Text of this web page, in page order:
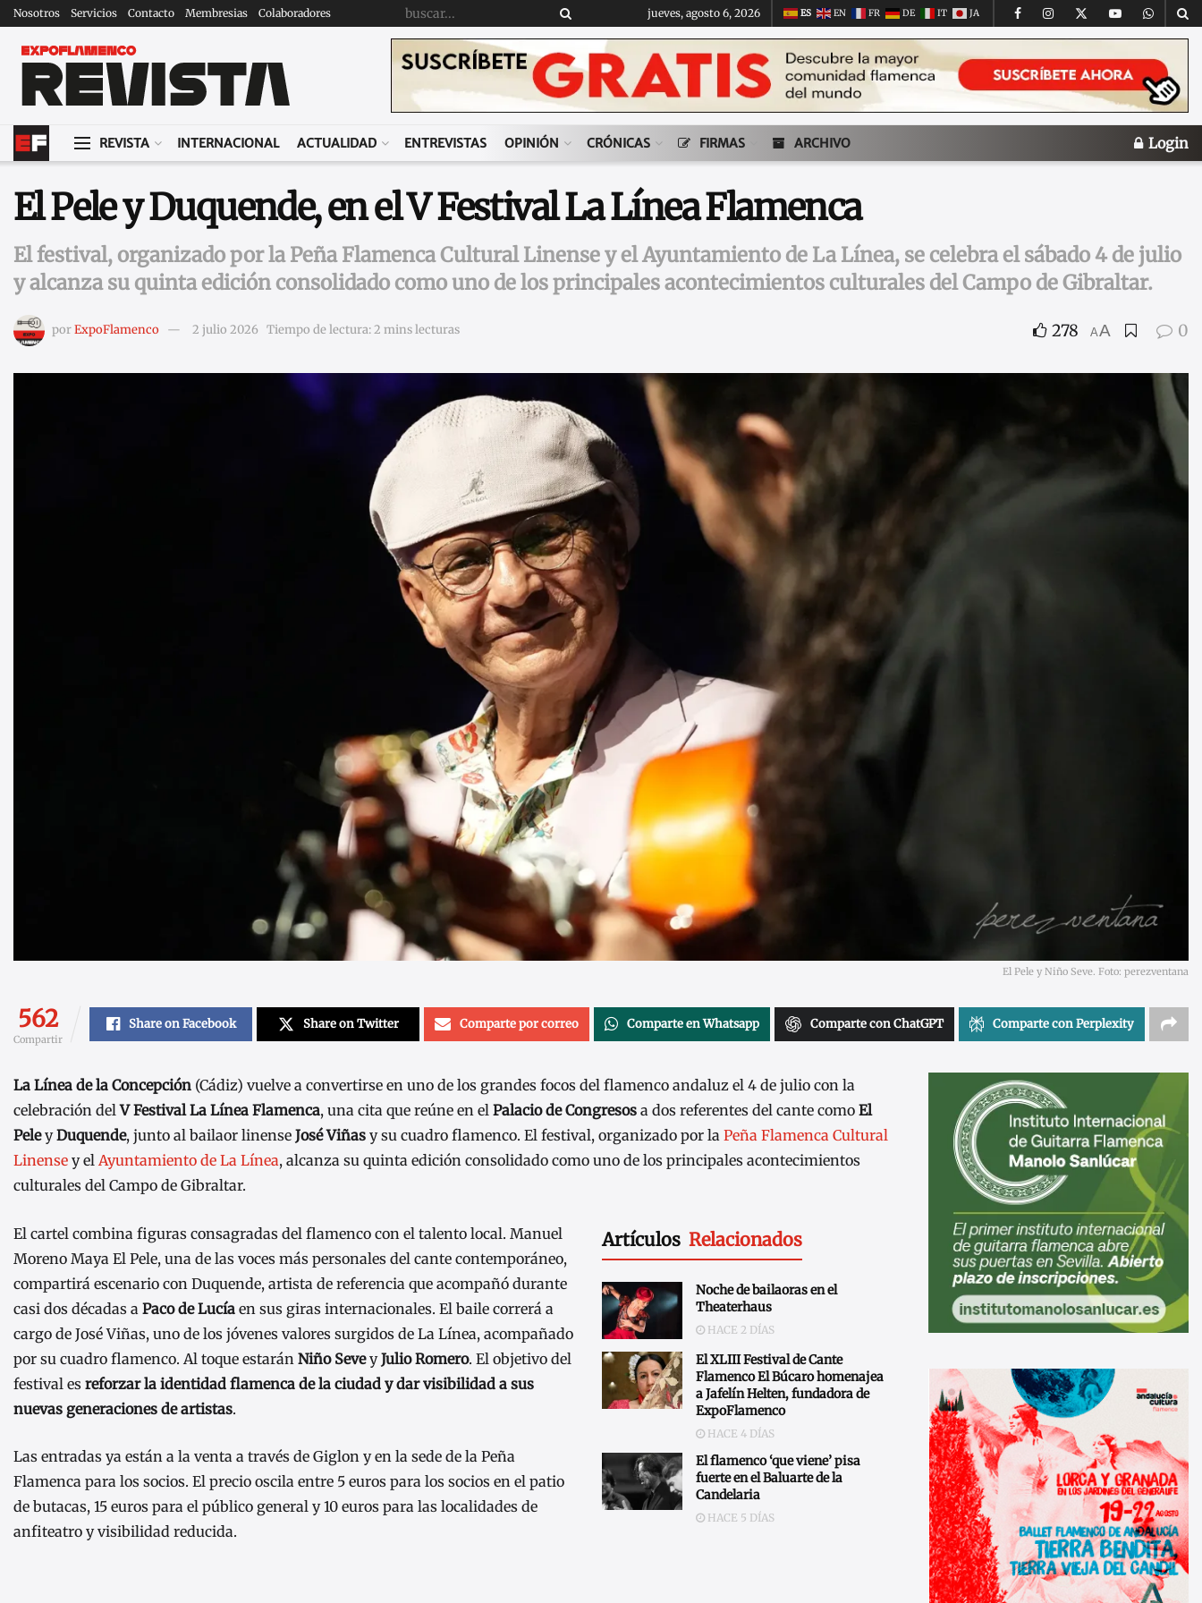
Nosotros Servicios Contacto Membresias Colaboradores jueves, agosto 6, 2026 ES EN FR DE IT JA
REVISTA INTERNACIONAL ACTUALIDAD ENTREVISTAS OPINIÓN CRÓNICAS FIRMAS ARCHIVO Login
El Pele y Duquende, en el V Festival La Línea Flamenca
El festival, organizado por la Peña Flamenca Cultural Linense y el Ayuntamiento de La Línea, se celebra el sábado 4 de julio
y alcanza su quinta edición consolidado como uno de los principales acontecimientos culturales del Campo de Gibraltar.
porExpoFlamenco 2 julio 2026 Tiempo de lectura: 2 mins lecturas 278 AA 0
El Pele y Niño Seve. Foto: perezventana
562
Compartir
Share on Facebook Share on Twitter Comparte por correo Comparte en Whatsapp Comparte con ChatGPT Comparte con Perplexity
La Línea de la Concepción (Cádiz) vuelve a convertirse en uno de los grandes focos del flamenco andaluz el 4 de julio con la
celebración delV Festival La Línea Flamenca, una cita que reúne en el Palacio de Congresos a dos referentes del cante como El
PeleyDuquende, junto al bailaor linense José Viñas y su cuadro flamenco. El festival, organizado por la Peña Flamenca Cultural
Linense y el Ayuntamiento de La Línea, alcanza su quinta edición consolidado como uno de los principales acontecimientos
culturales del Campo de Gibraltar.
Artículos Relacionados
Noche de bailaoras en el
Theaterhaus
HACE 2 DÍAS
El XLIII Festival de Cante
Flamenco El Búcaro homenajea
a Jafelín Helten, fundadora de
ExpoFlamenco
HACE 4 DÍAS
El flamenco ‘que viene’ pisa
fuerte en el Baluarte de la
Candelaria
HACE 5 DÍAS
El cartel combina figuras consagradas del flamenco con el talento local. Manuel
Moreno Maya El Pele, una de las voces más personales del cante contemporáneo,
compartirá escenario con Duquende, artista de referencia que acompañó durante
casi dos décadas a Paco de Lucía en sus giras internacionales. El baile correrá a
cargo de José Viñas, uno de los jóvenes valores surgidos de La Línea, acompañado
por su cuadro flamenco. Al toque estarán Niño SeveyJulio Romero. El objetivo del
festival es reforzar la identidad flamenca de la ciudad y dar visibilidad a sus
nuevas generaciones de artistas.
Las entradas ya están a la venta a través de Giglon y en la sede de la Peña
Flamenca para los socios. El precio oscila entre 5 euros para los socios en el patio
de butacas, 15 euros para el público general y 10 euros para las localidades de
anfiteatro y visibilidad reducida.